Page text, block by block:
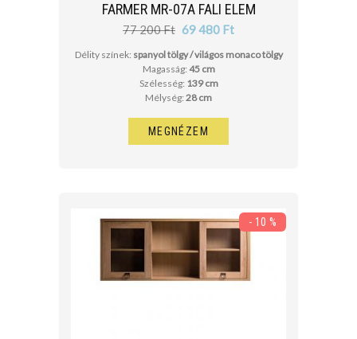
FARMER MR-07A FALI ELEM
77 200 Ft 69 480 Ft
Délity színek: spanyol tölgy / világos monaco tölgy
Magasság: 45 cm
Szélesség: 139 cm
Mélység: 28 cm
MEGNÉZEM
- 10 %